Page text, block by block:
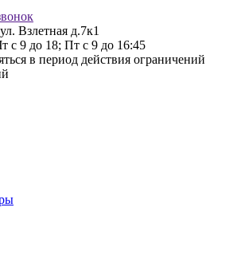
Взлетная д.7к1
с 9 до 18; Пт с 9 до 16:45
в период действия ограничений